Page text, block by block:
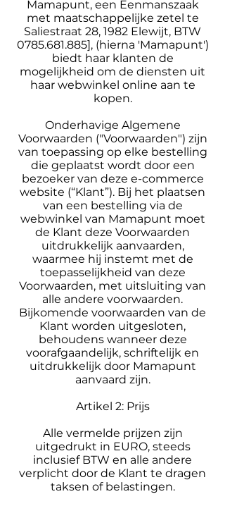
Mamapunt, een Eenmanszaak
met maatschappelijke zetel te
Saliestraat 28, 1982 Elewijt, BTW
0785.681.885], (hierna 'Mamapunt')
biedt haar klanten de
mogelijkheid om de diensten uit
haar webwinkel online aan te
kopen.
Onderhavige Algemene
Voorwaarden ("Voorwaarden") zijn
van toepassing op elke bestelling
die geplaatst wordt door een
bezoeker van deze e-commerce
website (“Klant”). Bij het plaatsen
van een bestelling via de
webwinkel van Mamapunt moet
de Klant deze Voorwaarden
uitdrukkelijk aanvaarden,
waarmee hij instemt met de
toepasselijkheid van deze
Voorwaarden, met uitsluiting van
alle andere voorwaarden.
Bijkomende voorwaarden van de
Klant worden uitgesloten,
behoudens wanneer deze
voorafgaandelijk, schriftelijk en
uitdrukkelijk door Mamapunt
aanvaard zijn.
Artikel 2: Prijs
Alle vermelde prijzen zijn
uitgedrukt in EURO, steeds
inclusief BTW en alle andere
verplicht door de Klant te dragen
taksen of belastingen.